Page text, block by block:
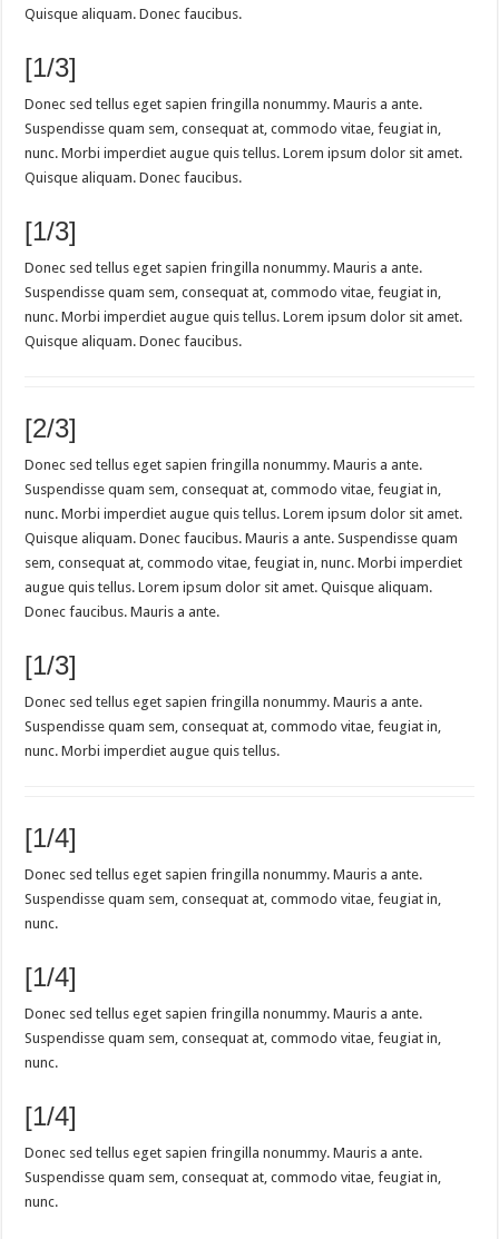
Quisque aliquam. Donec faucibus.
[1/3]
Donec sed tellus eget sapien fringilla nonummy. Mauris a ante.
Suspendisse quam sem, consequat at, commodo vitae, feugiat in,
nunc. Morbi imperdiet augue quis tellus. Lorem ipsum dolor sit amet.
Quisque aliquam. Donec faucibus.
[1/3]
Donec sed tellus eget sapien fringilla nonummy. Mauris a ante.
Suspendisse quam sem, consequat at, commodo vitae, feugiat in,
nunc. Morbi imperdiet augue quis tellus. Lorem ipsum dolor sit amet.
Quisque aliquam. Donec faucibus.
[2/3]
Donec sed tellus eget sapien fringilla nonummy. Mauris a ante.
Suspendisse quam sem, consequat at, commodo vitae, feugiat in,
nunc. Morbi imperdiet augue quis tellus. Lorem ipsum dolor sit amet.
Quisque aliquam. Donec faucibus. Mauris a ante. Suspendisse quam
sem, consequat at, commodo vitae, feugiat in, nunc. Morbi imperdiet
augue quis tellus. Lorem ipsum dolor sit amet. Quisque aliquam.
Donec faucibus. Mauris a ante.
[1/3]
Donec sed tellus eget sapien fringilla nonummy. Mauris a ante.
Suspendisse quam sem, consequat at, commodo vitae, feugiat in,
nunc. Morbi imperdiet augue quis tellus.
[1/4]
Donec sed tellus eget sapien fringilla nonummy. Mauris a ante.
Suspendisse quam sem, consequat at, commodo vitae, feugiat in,
nunc.
[1/4]
Donec sed tellus eget sapien fringilla nonummy. Mauris a ante.
Suspendisse quam sem, consequat at, commodo vitae, feugiat in,
nunc.
[1/4]
Donec sed tellus eget sapien fringilla nonummy. Mauris a ante.
Suspendisse quam sem, consequat at, commodo vitae, feugiat in,
nunc.